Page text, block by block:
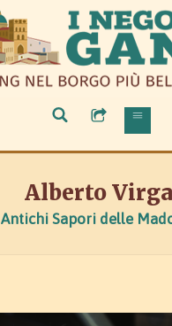
Alberto Virga
Antichi Sapori delle